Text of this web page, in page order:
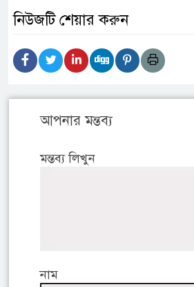
নিউজটি শেয়ার করুন
আপনার মন্তব্য
মন্তব্য লিখুন
নাম